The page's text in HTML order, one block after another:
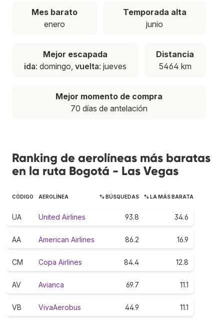
Mes barato
enero
Temporada alta
junio
Mejor escapada
ida: domingo, vuelta: jueves
Distancia
5464 km
Mejor momento de compra
70 días de antelación
Ranking de aerolíneas más baratas
en la ruta Bogotá - Las Vegas
CÓDIGO AEROLÍNEA % BÚSQUEDAS % LA MÁS BARATA
UA United Airlines 93.8 34.6
AA American Airlines 86.2 16.9
CM Copa Airlines 84.4 12.8
AV Avianca 69.7 11.1
VB VivaAerobus 44.9 11.1